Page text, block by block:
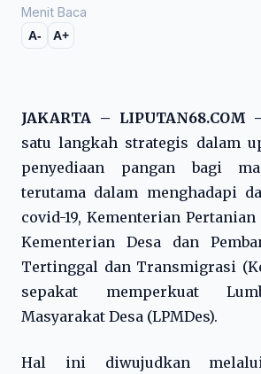
Menit Baca
A- A+
JAKARTA – LIPUTAN68.COM
satu langkah strategis dalam
penyediaan pangan bagi
terutama dalam menghadapi
covid-19, Kementerian
Kementerian Desa dan
Tertinggal dan Transmigrasi
sepakat memperkuat
Masyarakat Desa (LPMDes).
Hal ini diwujudkan melalui